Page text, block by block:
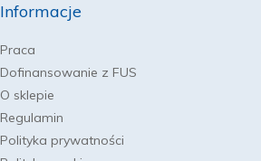
Informacje
Praca
Dofinansowanie z FUS
O sklepie
Regulamin
Polityka prywatności